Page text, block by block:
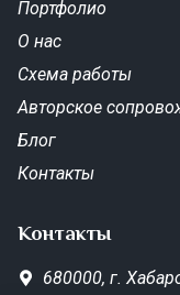
Портфолио
О нас
Схема работы
Авторское
Блог
Контакты
Контакты
680000, г.